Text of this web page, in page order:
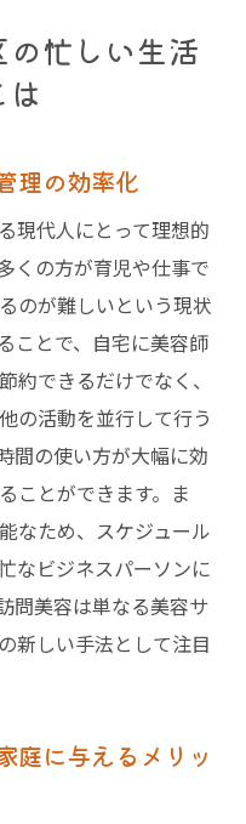
忙しい生活
理の効率化
現代人にとって理想的
くの方が育児や仕事で
のが難しいという現状
ことで、自宅に美容師
約できるだけでなく、
の活動を並行して行う
間の使い方が大幅に効
ことができます。ま
なため、スケジュール
なビジネスパーソンに
問美容は単なる美容サ
新しい手法として注目
庭に与えるメリッ